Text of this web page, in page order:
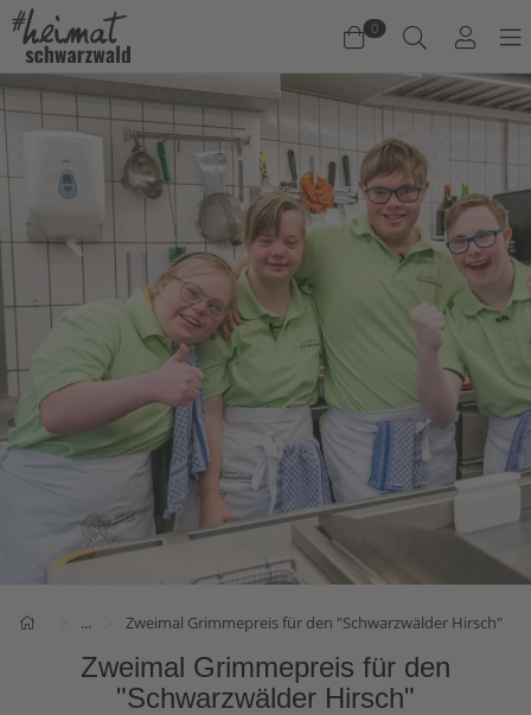
0
Warenkorb
Es befinden sich keine Produkte im Warenkorb.
... Zweimal Grimmepreis für den "Schwarzwälder Hirsch"
Zweimal Grimmepreis für den
"Schwarzwälder Hirsch"